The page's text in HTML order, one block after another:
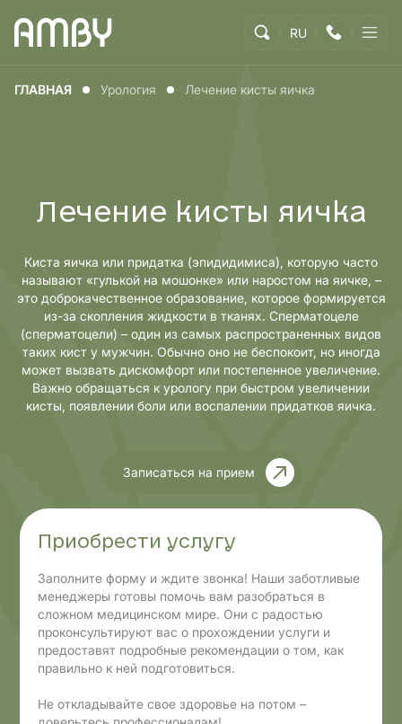
RU
ГЛАВНАЯ Урология Лечение кисты яичка
Лечение кисты яичка
Киста яичка или придатка (эпидидимиса), которую часто
называют «гулькой на мошонке» или наростом на яичке, –
это доброкачественное образование, которое формируется
из-за скопления жидкости в тканях. Сперматоцеле
(сперматоцели) – один из самых распространенных видов
таких кист у мужчин. Обычно оно не беспокоит, но иногда
может вызвать дискомфорт или постепенное увеличение.
Важно обращаться к урологу при быстром увеличении
кисты, появлении боли или воспалении придатков яичка.
Записаться на прием
Приобрести услугу
Заполните форму и ждите звонка! Наши заботливые
менеджеры готовы помочь вам разобраться в
сложном медицинском мире. Они с радостью
проконсультируют вас о прохождении услуги и
предоставят подробные рекомендации о том, как
правильно к ней подготовиться.
Не откладывайте свое здоровье на потом –